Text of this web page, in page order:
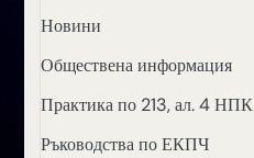
Новини
Обществена информация
Практика по 213, ал. 4 НПК
Ръководства по ЕКПЧ